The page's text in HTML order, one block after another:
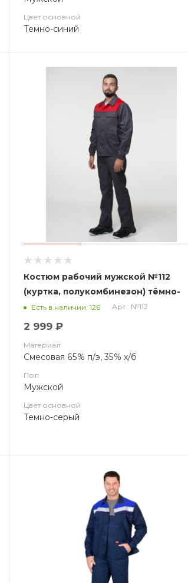
Цвет основной
Темно-синий
Костюм рабочий мужской №112
(куртка, полукомбинезон) тёмно-
серый с красным (ЧЗ)
Есть в наличии: 126 Арт.: №112
2 999 ₽
Материал
Смесовая 65% п/э, 35% х/б
Пол
Мужской
Цвет основной
Темно-серый